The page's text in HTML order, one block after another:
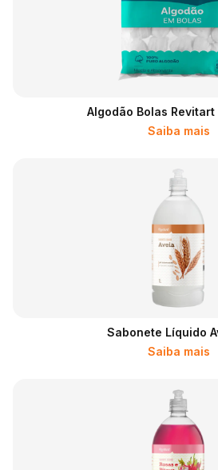
Algodão Bolas
Saiba mais
Sabonete Líquido
Saiba mais